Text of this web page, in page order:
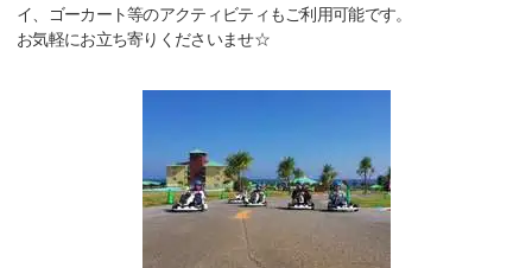
イ、ゴーカート等のアクティビティもご利用可能です。
お気軽にお立ち寄りくださいませ☆